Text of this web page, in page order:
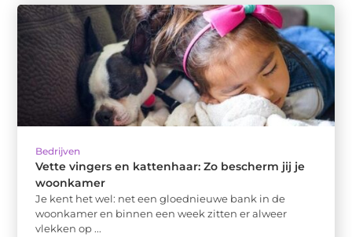
Bedrijven
Vette vingers en kattenhaar: Zo bescherm jij je
woonkamer
Je kent het wel: net een gloednieuwe bank in de
woonkamer en binnen een week zitten er alweer
vlekken op ...